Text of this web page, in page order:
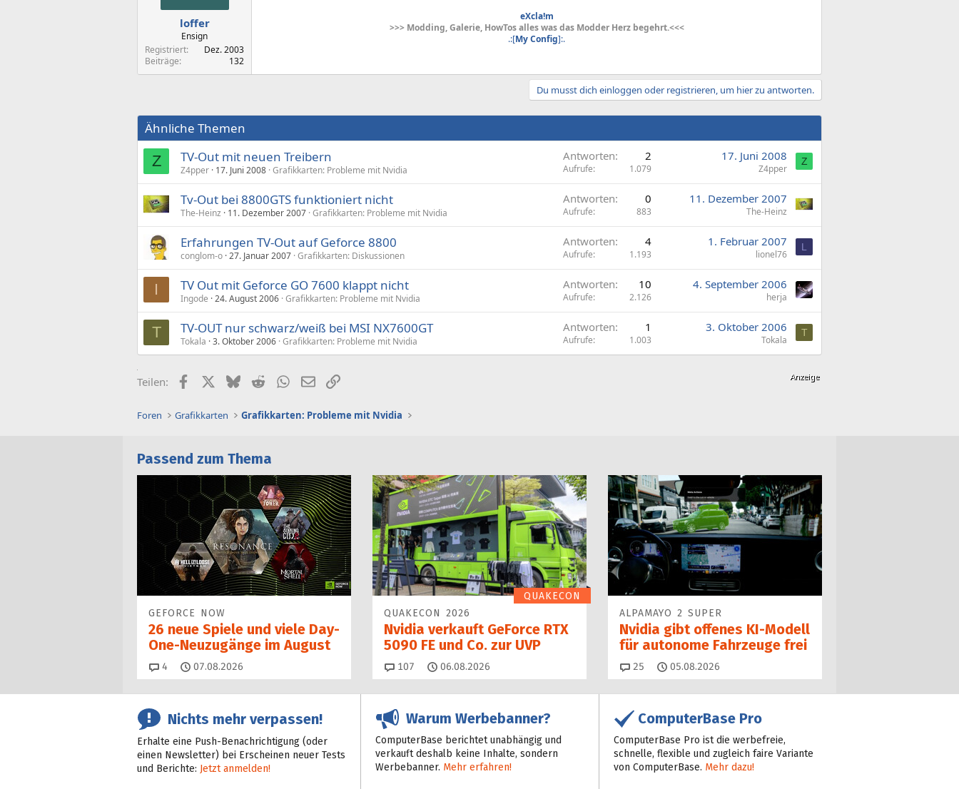
loffer
Ensign
Registriert
Dez. 2003
Beiträge
132
eXcla!m
>>> Modding, Galerie, HowTos alles was das Modder Herz begehrt.<<<
.:[My Config]:.
Du musst dich einloggen oder registrieren, um hier zu antworten.
Ähnliche Themen
Z TV-Out mit neuen Treibern
Z4pper 17. Juni 2008 Grafikkarten: Probleme mit Nvidia
Antworten 2
Aufrufe 1.079
17. Juni 2008
Z4pper
Z
Tv-Out bei 8800GTS funktioniert nicht
The-Heinz 11. Dezember 2007 Grafikkarten: Probleme mit Nvidia
Antworten 0
Aufrufe 883
11. Dezember 2007
The-Heinz
Erfahrungen TV-Out auf Geforce 8800
conglom-o 27. Januar 2007 Grafikkarten: Diskussionen
Antworten 4
Aufrufe 1.193
1. Februar 2007
lionel76
L
I TV Out mit Geforce GO 7600 klappt nicht
Ingode 24. August 2006 Grafikkarten: Probleme mit Nvidia
Antworten 10
Aufrufe 2.126
4. September 2006
herja
T TV-OUT nur schwarz/weiß bei MSI NX7600GT
Tokala 3. Oktober 2006 Grafikkarten: Probleme mit Nvidia
Antworten 1
Aufrufe 1.003
3. Oktober 2006
Tokala
T
Teilen: FacebookX (Twitter)
BlueskyRedditWhatsApp
E-MailLink
Foren Grafikkarten Grafikkarten: Probleme mit Nvidia
Passend zum Thema
GEFORCE NOW
26 neue Spiele und viele Day-
One-Neuzugänge im August
4 Kommentare
07.08.2026
QUAKECON
QUAKECON 2026
Nvidia verkauft GeForce RTX
5090 FE und Co. zur UVP
107 Kommentare
06.08.2026
ALPAMAYO 2 SUPER
Nvidia gibt offenes KI-Modell
für autonome Fahrzeuge frei
25 Kommentare
05.08.2026
Nichts mehr verpassen!
Erhalte eine Push-Benachrichtigung (oder
einen Newsletter) bei Erscheinen neuer Tests
und Berichte: Jetzt anmelden!
Warum Werbebanner?
ComputerBase berichtet unabhängig und
verkauft deshalb keine Inhalte, sondern
Werbebanner. Mehr erfahren!
ComputerBase Pro
ComputerBase Pro ist die werbefreie,
schnelle, flexible und zugleich faire Variante
von ComputerBase. Mehr dazu!